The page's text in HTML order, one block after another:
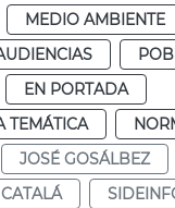
MEDIO AMBIENTE
EN PORTADA
TEMÁTICA
JOSÉ GOSÁLBEZ